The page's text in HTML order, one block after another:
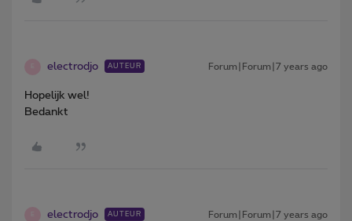
electrodjo AUTEUR Forum|Forum|7 years ago
Hopelijk wel!
Bedankt
electrodjo AUTEUR Forum|Forum|7 years ago